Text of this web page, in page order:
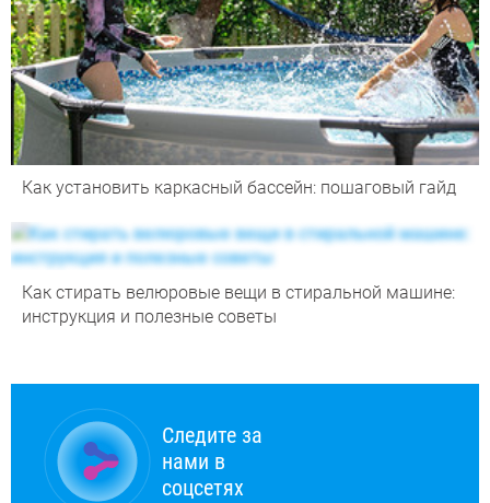
Как установить каркасный бассейн: пошаговый гайд
Как стирать велюровые вещи в стиральной машине:
инструкция и полезные советы
Следите за
нами в
соцсетях